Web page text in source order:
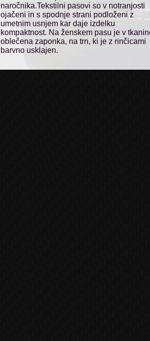
naročnika.Tekstilni pasovi so v notranjosti
ojačeni in s spodnje strani podloženi z
umetnim usnjem kar daje izdelku
kompaktnost. Na ženskem pasu je v
oblečena zaponka, na trn, ki je z rinčicami
barvno usklajen.